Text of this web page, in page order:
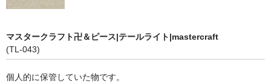
マスタークラフト卍＆ピース|テールライト|mastercraft
(TL-043)
個人的に保管していた物です。